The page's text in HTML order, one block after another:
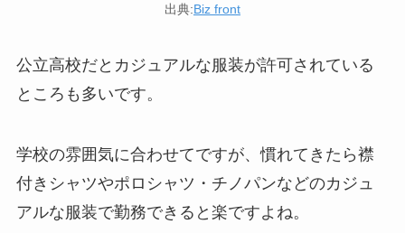
出典:Biz front
公立高校だとカジュアルな服装が許可されている
ところも多いです。
学校の雰囲気に合わせてですが、慣れてきたら襟
付きシャツやポロシャツ・チノパンなどのカジュ
アルな服装で勤務できると楽ですよね。